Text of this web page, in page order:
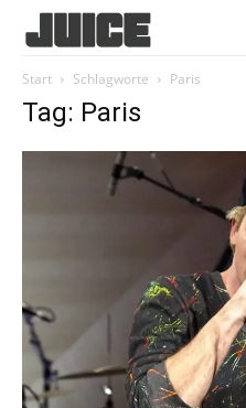
Start Schlagworte Paris
Tag: Paris